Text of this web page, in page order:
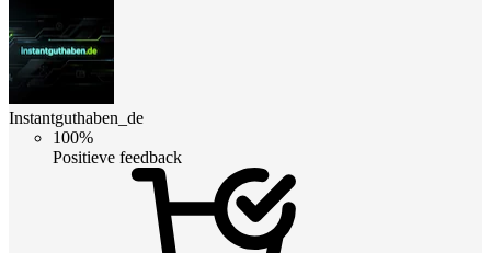
Instantguthaben_de
100%
Positieve feedback